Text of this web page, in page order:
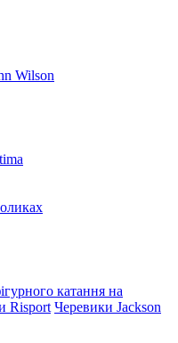
Wilson
катання на
Risport Черевики Jackson